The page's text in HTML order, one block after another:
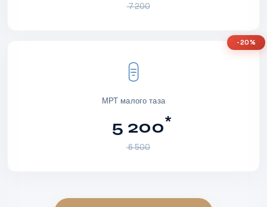
7 200
МРТ малого таза
5 200*
6 500
-20%